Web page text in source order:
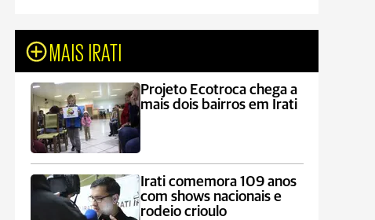
MAIS IRATI
Projeto Ecotroca chega a
mais dois bairros em Irati
Irati comemora 109 anos
com shows nacionais e
rodeio crioulo